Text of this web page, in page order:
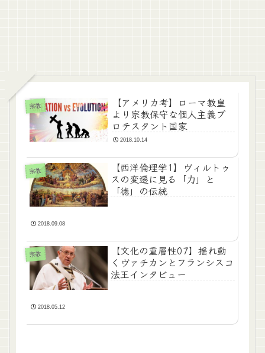
宗教
【アメリカ考】ローマ教皇
より宗教保守な個人主義プ
ロテスタント国家
2018.10.14
宗教
【西洋倫理学1】ヴィルトゥ
スの変遷に見る「力」と
「徳」の伝統
2018.09.08
宗教
【文化の重層性07】揺れ動
くヴァチカンとフランシスコ
法王インタビュー
2018.05.12